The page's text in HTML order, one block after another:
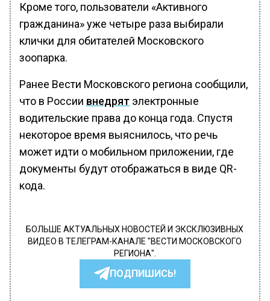
Кроме того, пользователи «Активного
гражданина» уже четыре раза выбирали
клички для обитателей Московского
зоопарка.
Ранее Вести Московского региона сообщили,
что в России внедрят электронные
водительские права до конца года. Спустя
некоторое время выяснилось, что речь
может идти о мобильном приложении, где
документы будут отображаться в виде QR-
кода.
БОЛЬШЕ АКТУАЛЬНЫХ НОВОСТЕЙ И ЭКСКЛЮЗИВНЫХ
ВИДЕО В ТЕЛЕГРАМ-КАНАЛЕ "ВЕСТИ МОСКОВСКОГО
РЕГИОНА".
ПОДПИШИСЬ!